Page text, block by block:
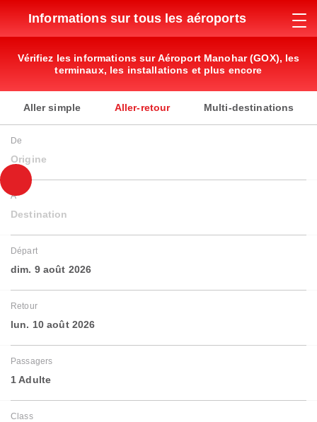
Informations sur tous les aéroports
Vérifiez les informations sur Aéroport Manohar (GOX), les
terminaux, les installations et plus encore
Aller simple Aller-retour Multi-destinations
De
Origine
À
Destination
Départ
dim. 9 août 2026
Retour
lun. 10 août 2026
Passagers
1 Adulte
Class